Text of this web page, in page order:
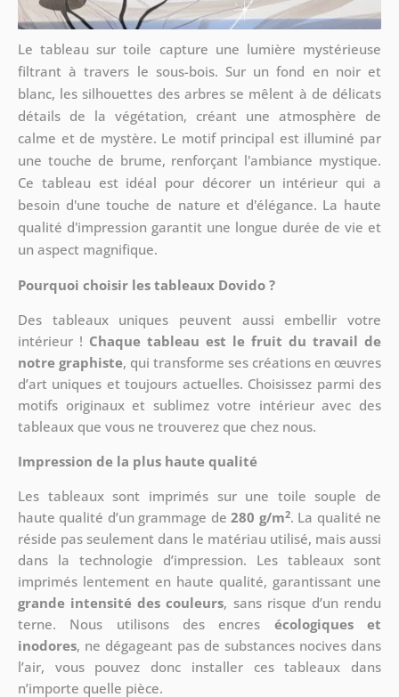
Le tableau sur toile capture une lumière mystérieuse
filtrant à travers le sous-bois. Sur un fond en noir et
blanc, les silhouettes des arbres se mêlent à de délicats
détails de la végétation, créant une atmosphère de
calme et de mystère. Le motif principal est illuminé par
une touche de brume, renforçant l'ambiance mystique.
Ce tableau est idéal pour décorer un intérieur qui a
besoin d'une touche de nature et d'élégance. La haute
qualité d'impression garantit une longue durée de vie et
un aspect magnifique.
Pourquoi choisir les tableaux Dovido ?
Des tableaux uniques peuvent aussi embellir votre
intérieur ! Chaque tableau est le fruit du travail de
notre graphiste, qui transforme ses créations en œuvres
d’art uniques et toujours actuelles. Choisissez parmi des
motifs originaux et sublimez votre intérieur avec des
tableaux que vous ne trouverez que chez nous.
Impression de la plus haute qualité
Les tableaux sont imprimés sur une toile souple de
haute qualité d’un grammage de280 g/m2. La qualité ne
réside pas seulement dans le matériau utilisé, mais aussi
dans la technologie d’impression. Les tableaux sont
imprimés lentement en haute qualité, garantissant une
grande intensité des couleurs, sans risque d’un rendu
terne. Nous utilisons des encres écologiques et
inodores, ne dégageant pas de substances nocives dans
l’air, vous pouvez donc installer ces tableaux dans
n’importe quelle pièce.